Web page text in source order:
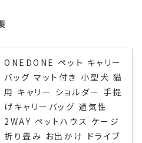
ONEDONE ペット キャリー
バッグ マット付き 小型犬 猫
用 キャリー ショルダー 手提
げキャリーバッグ 通気性
2WAY ペットハウス ケージ
折り畳み お出かけ ドライブ